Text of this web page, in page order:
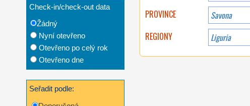
Check-in/check-out data
Žádný
Nyní otevřeno
Otevřeno po celý rok
Otevřeno dne
Seřadit podle:
PROVINCE
Savona
REGIONY
Liguria